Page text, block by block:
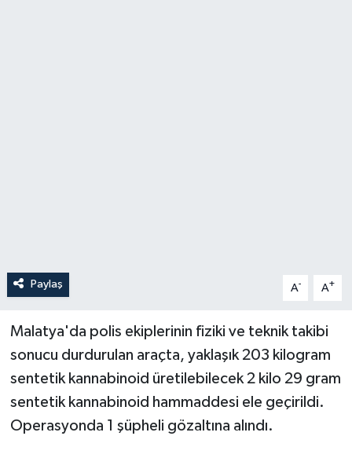
Paylaş A- A+
Malatya'da polis ekiplerinin fiziki ve teknik takibi
sonucu durdurulan araçta, yaklaşık 203 kilogram
sentetik kannabinoid üretilebilecek 2 kilo 29 gram
sentetik kannabinoid hammaddesi ele geçirildi.
Operasyonda 1 şüpheli gözaltına alındı.